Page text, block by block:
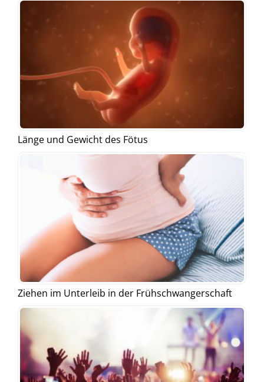
Länge und Gewicht des Fötus
Ziehen im Unterleib in der Frühschwangerschaft